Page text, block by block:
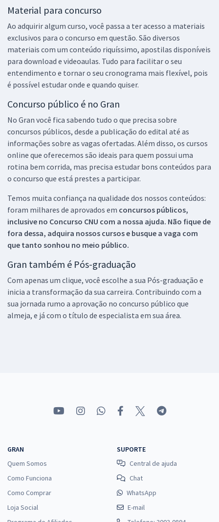
Material para concurso
Ao adquirir algum curso, você passa a ter acesso a materiais
exclusivos para o concurso em questão. São diversos
materiais com um conteúdo riquíssimo, apostilas disponíveis
para download e videoaulas. Tudo para facilitar o seu
entendimento e tornar o seu cronograma mais flexível, pois
é possível estudar onde e quando quiser.
Concurso público é no Gran
No Gran você fica sabendo tudo o que precisa sobre
concursos públicos, desde a publicação do edital até as
informações sobre as vagas ofertadas. Além disso, os cursos
online que oferecemos são ideais para quem possui uma
rotina bem corrida, mas precisa estudar bons conteúdos para
o concurso que está prestes a participar.
Temos muita confiança na qualidade dos nossos conteúdos:
foram milhares de aprovados em concursos públicos,
inclusive no Concurso CNU com a nossa ajuda. Não fique de
fora dessa, adquira nossos cursos e busque a vaga com
que tanto sonhou no meio público.
Gran também é Pós-graduação
Com apenas um clique, você escolhe a sua Pós-graduação e
inicia a transformação da sua carreira. Contribuindo com a
sua jornada rumo a aprovação no concurso público que
almeja, e já com o título de especialista em sua área.
GRAN
Quem Somos
Como Funciona
Como Comprar
Loja Social
SUPORTE
Central de ajuda
Chat
WhatsApp
E-mail